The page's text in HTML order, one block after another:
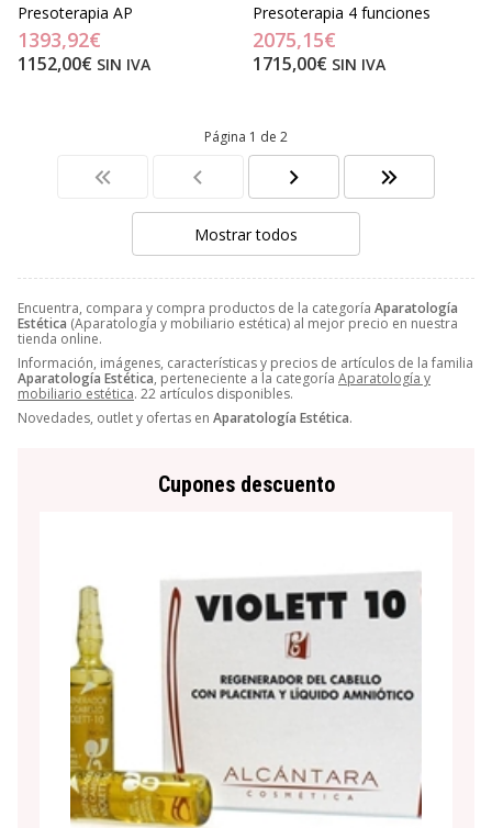
Encuentra, compara y compra productos de la categoría Aparatología
Estética (Aparatología y mobiliario estética) al mejor precio en nuestra
tienda online.
Información, imágenes, características y precios de artículos de la familia
Aparatología Estética, perteneciente a la categoría Aparatología y
mobiliario estética. 22 artículos disponibles.
Novedades, outlet y ofertas en Aparatología Estética.
Presoterapia AP
1393,92€
1152,00€ SIN IVA
Presoterapia 4 funciones
2075,15€
1715,00€ SIN IVA
Página 1 de 2
Mostrar todos
Cupones descuento